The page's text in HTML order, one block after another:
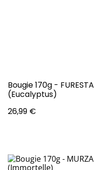
Bougie 170g - FURESTA
(Eucalyptus)
26,99 €